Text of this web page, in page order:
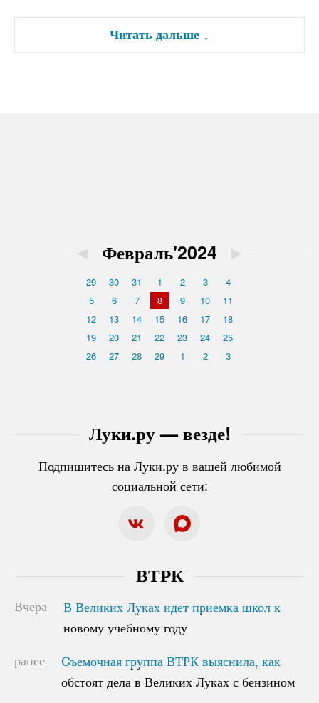
Читать дальше ↓
Луки.ру — везде!
Подпишитесь на Луки.ру в вашей любимой
социальной сети:
◄ Февраль'2024 ►
29 30 31 1 2 3
4
5
6 7 8 9 10
11
12
13 14 15 16 17
18
19
20 21 22 23 24
25
26
27 28 29 1 2 3
ВТРК
Вчера
В Великих Луках идет приемка школ к
новому учебному году
В Великих Луках идет приемка школ к
новому учебному году
ранее
Cъемочная группа ВТРК выяснила, как
обстоят дела в Великих Луках с бензином
Cъемочная группа ВТРК выяснила, как
обстоят дела в Великих Луках с бензином